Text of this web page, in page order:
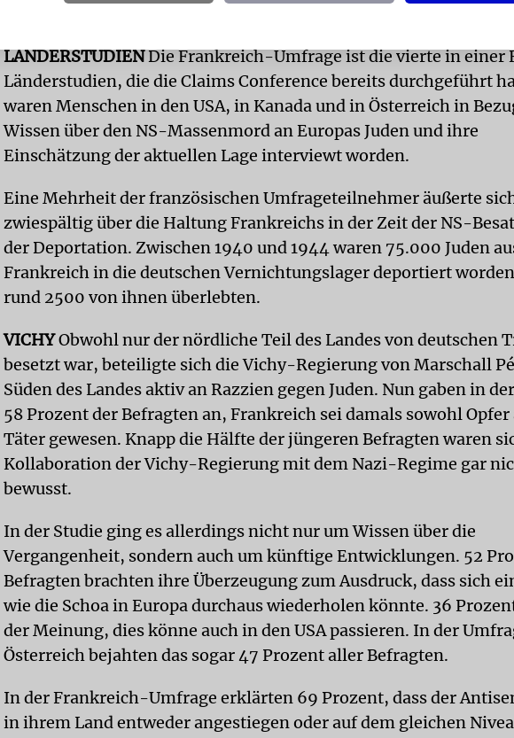
LÄNDERSTUDIENDie Frankreich-Umfrage ist die vierte in einer
Länderstudien, die die Claims Conference bereits durchgeführt
waren Menschen in den USA, in Kanada und in Österreich in
Wissen über den NS-Massenmord an Europas Juden und ihre
Einschätzung der aktuellen Lage interviewt worden.
Eine Mehrheit der französischen Umfrageteilnehmer äußerte
zwiespältig über die Haltung Frankreichs in der Zeit der NS-
der Deportation. Zwischen 1940 und 1944 waren 75.000 Juden
Frankreich in die deutschen Vernichtungslager deportiert
rund 2500 von ihnen überlebten.
VICHYObwohl nur der nördliche Teil des Landes von deutschen
besetzt war, beteiligte sich die Vichy-Regierung von Marschall
Süden des Landes aktiv an Razzien gegen Juden. Nun gaben in
58 Prozent der Befragten an, Frankreich sei damals sowohl Opfer
Täter gewesen. Knapp die Hälfte der jüngeren Befragten waren
Kollaboration der Vichy-Regierung mit dem Nazi-Regime gar
bewusst.
In der Studie ging es allerdings nicht nur um Wissen über die
Vergangenheit, sondern auch um künftige Entwicklungen. 52
Befragten brachten ihre Überzeugung zum Ausdruck, dass sich
wie die Schoa in Europa durchaus wiederholen könnte. 36
der Meinung, dies könne auch in den USA passieren. In der
Österreich bejahten das sogar 47 Prozent aller Befragten.
In der Frankreich-Umfrage erklärten 69 Prozent, dass der
in ihrem Land entweder angestiegen oder auf dem gleichen